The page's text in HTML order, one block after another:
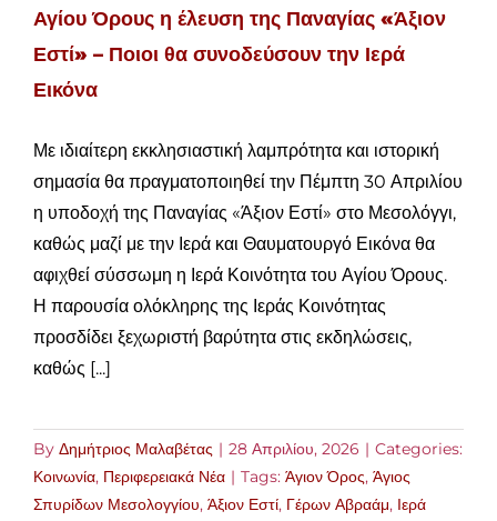
Αγίου Όρους η έλευση της Παναγίας «Άξιον
Εστί» – Ποιοι θα συνοδεύσουν την Ιερά
Εικόνα
Με ιδιαίτερη εκκλησιαστική λαμπρότητα και ιστορική
σημασία θα πραγματοποιηθεί την Πέμπτη 30 Απριλίου
η υποδοχή της Παναγίας «Άξιον Εστί» στο Μεσολόγγι,
καθώς μαζί με την Ιερά και Θαυματουργό Εικόνα θα
αφιχθεί σύσσωμη η Ιερά Κοινότητα του Αγίου Όρους.
Η παρουσία ολόκληρης της Ιεράς Κοινότητας
προσδίδει ξεχωριστή βαρύτητα στις εκδηλώσεις,
καθώς [...]
By Δημήτριος Μαλαβέτας | 28 Απριλίου, 2026 | Categories:
Κοινωνία, Περιφερειακά Νέα | Tags: Άγιον Όρος, Άγιος
Σπυρίδων Μεσολογγίου, Άξιον Εστί, Γέρων Αβραάμ, Ιερά